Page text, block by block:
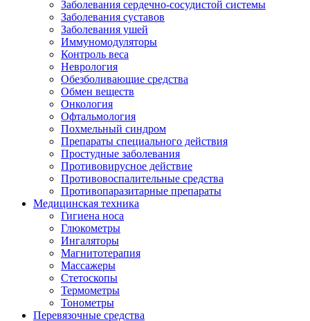
Заболевания сердечно-сосудистой системы
Заболевания суставов
Заболевания ушей
Иммуномодуляторы
Контроль веса
Неврология
Обезболивающие средства
Обмен веществ
Онкология
Офтальмология
Похмельный синдром
Препараты специального действия
Простудные заболевания
Противовирусное действие
Противовоспалительные средства
Противопаразитарные препараты
Медицинская техника
Гигиена носа
Глюкометры
Ингаляторы
Магнитотерапия
Массажеры
Стетоскопы
Термометры
Тонометры
Перевязочные средства